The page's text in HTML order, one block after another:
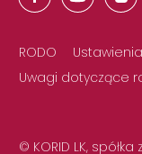
RODO
Uwagi dotyczące
© KORID LK,